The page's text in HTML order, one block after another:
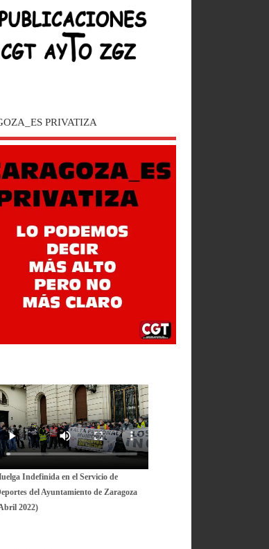
PRIVATIZA
Indefinida en el Servicio de
del Ayuntamiento de Zaragoza
2022)